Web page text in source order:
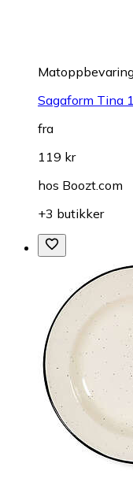
Sagaform Tina
fra
119 kr
hos Boozt.com
+3 butikker